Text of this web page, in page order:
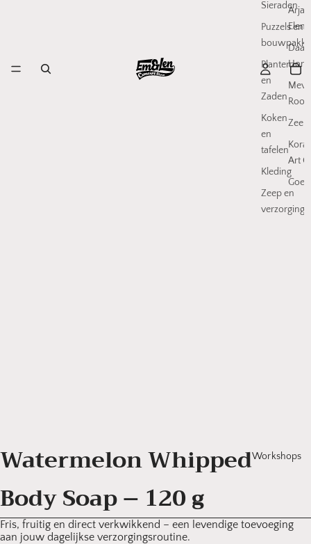
Sieraden
Puzzels en
Planten
en
Zaden
Koken
en
tafelen
Kleding
Zeep en
verzorging
Arjan
Art
Workshops
Watermelon Whipped
Body Soap – 120 g
Fris, fruitig en direct verkwikkend – een levendige toevoeging
aan jouw dagelijkse verzorgingsroutine.